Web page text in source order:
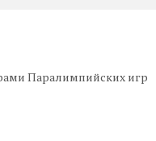
Паралимпийских игр